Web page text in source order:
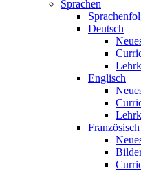
Sprachen
Deutsch
Englisch
Französisch